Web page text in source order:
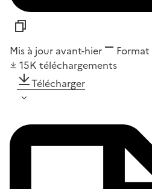
Mis à jour avant-hier Format
15K téléchargements
Télécharger